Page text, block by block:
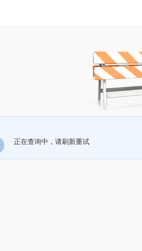
正在查询中，请刷新重试